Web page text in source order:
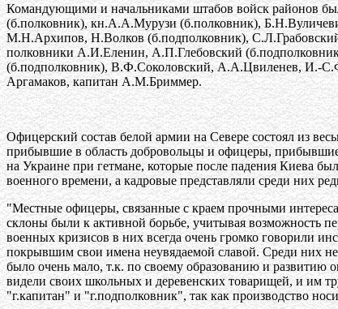
Командующими и начальниками штабов войск районов
(б.полковник), кн.А.А.Мурузи (б.полковник),
М.Н.Архипов, Н.Волков (б.подполковник),
полковники А.И.Еленин, А.П.Глебовский
(б.подполковник), В.Ф.Соколовский, А.А.Цвиленев, И.-
Аргамаков, капитан А.М.Бриммер.
Офицерский состав белой армии на Севере состоял из
прибывшие в область добровольцы и офицеры,
на Украине при гетмане, которые после падения Киева
военного времени, а кадровые представляли среди них
"Местные офицеры, связанные с краем прочными
склоны были к активной борьбе, учитывая возможность
военных кризисов в них всегда очень громко говорили
покрывшим свои имена неувядаемой славой. Среди них
было очень мало, т.к. по своему образованию и развитию
видели своих школьных и деревенских товарищей, и им
"г.капитан" и "г.подполковник", так как производство